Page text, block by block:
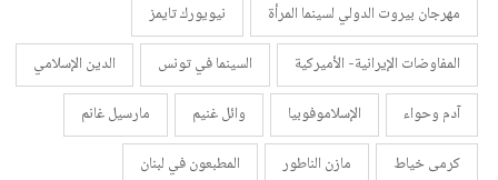
مهرجان بيروت الدولي لسينما المرأة
نيويورك تايمز
المفاوضات الإيرانية- الأميركية
السينما في تونس
الدين الإسلامي
آدم وحواء
الإسلاموفوبيا وائل غنيم
مارسيل غانم
كرمى خياط
مازن الناطور المطبعون في لبنان